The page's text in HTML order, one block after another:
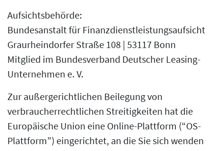
Aufsichtsbehörde:
Bundesanstalt für Finanzdienstleistungsaufsicht
Graurheindorfer Straße 108 | 53117 Bonn
Mitglied im Bundesverband Deutscher Leasing-
Unternehmen e. V.
Zur außergerichtlichen Beilegung von
verbraucherrechtlichen Streitigkeiten hat die
Europäische Union eine Online-Plattform (“OS-
Plattform”) eingerichtet, an die Sie sich wenden